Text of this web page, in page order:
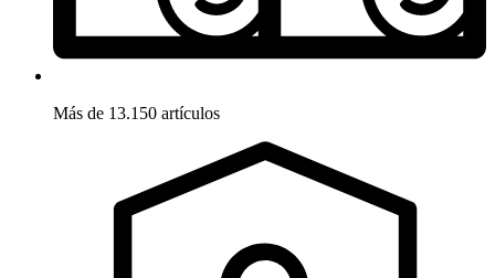
Más de 13.150 artículos